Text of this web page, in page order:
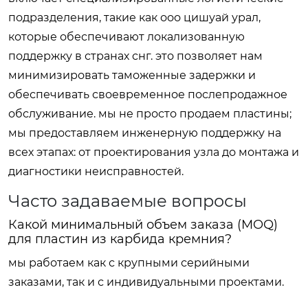
подразделения, такие как ооо цишуай урал,
которые обеспечивают локализованную
поддержку в странах снг. это позволяет нам
минимизировать таможенные задержки и
обеспечивать своевременное послепродажное
обслуживание. мы не просто продаем пластины;
мы предоставляем инженерную поддержку на
всех этапах: от проектирования узла до монтажа и
диагностики неисправностей.
Часто задаваемые вопросы
Какой минимальный объем заказа (MOQ)
для пластин из карбида кремния?
мы работаем как с крупными серийными
заказами, так и с индивидуальными проектами.